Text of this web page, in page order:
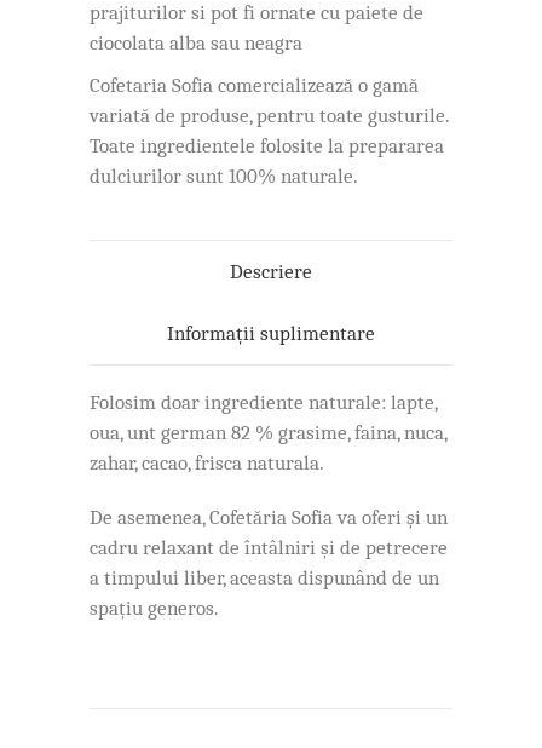
prajiturilor si pot fi ornate cu paiete de
ciocolata alba sau neagra
Cofetaria Sofia comercializează o gamă
variată de produse, pentru toate gusturile.
Toate ingredientele folosite la prepararea
dulciurilor sunt 100% naturale.
Descriere
Informații suplimentare
Folosim doar ingrediente naturale: lapte,
oua, unt german 82 % grasime, faina, nuca,
zahar, cacao, frisca naturala.
De asemenea, Cofetăria Sofia va oferi și un
cadru relaxant de întâlniri și de petrecere
a timpului liber, aceasta dispunând de un
spațiu generos.